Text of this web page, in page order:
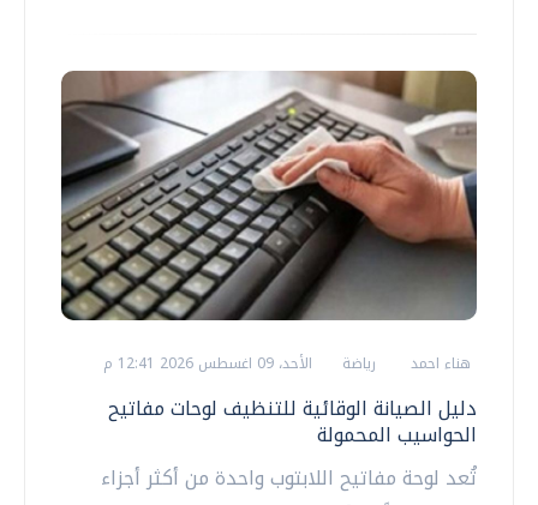
هناء احمد رياضة الأحد، 09 اغسطس 2026 12:41 م
دليل الصيانة الوقائية للتنظيف لوحات مفاتيح
الحواسيب المحمولة
تُعد لوحة مفاتيح اللابتوب واحدة من أكثر أجزاء